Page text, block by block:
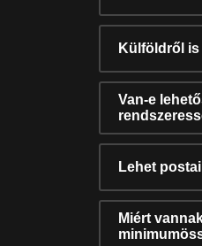
Külföldről
Van-e
Lehet
Miért